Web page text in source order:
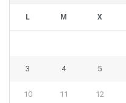
L M X
3 4 5
10 11 12